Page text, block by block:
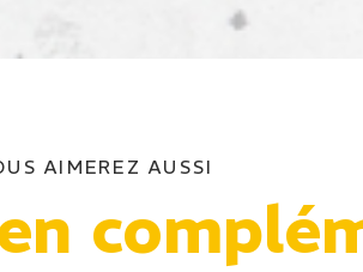
AIMEREZ AUSSI